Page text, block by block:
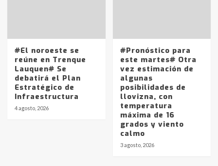
#El noroeste se
reúne en Trenque
Lauquen# Se
debatirá el Plan
Estratégico de
Infraestructura
4 agosto, 2026
#Pronóstico para
este martes# Otra
vez estimación de
algunas
posibilidades de
llovizna, con
temperatura
máxima de 16
grados y viento
calmo
3 agosto, 2026
5
Los precios de los combustibles en
La Pampa, desde YPF hasta Axion
entre 857 a 1338 pesos
La Bolsa de Cereales de Bahía
Blanca anticipa que Agosto vendrá
con lluvias y heladas, en gran parte